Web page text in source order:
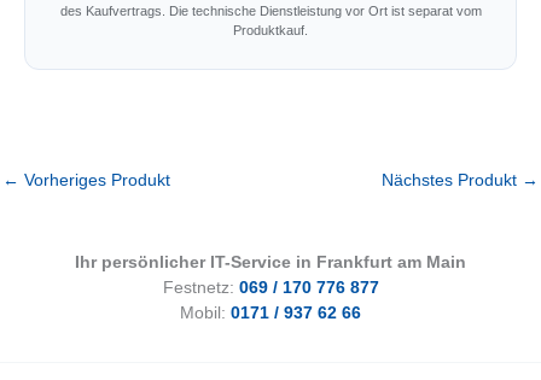
des Kaufvertrags. Die technische Dienstleistung vor Ort ist separat vom
Produktkauf.
← Vorheriges Produkt Nächstes Produkt →
Ihr persönlicher IT-Service in Frankfurt am Main
Festnetz: 069 / 170 776 877
Mobil: 0171 / 937 62 66